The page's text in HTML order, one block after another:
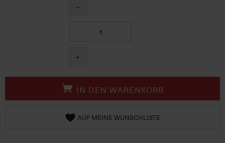
−
+
IN DEN WARENKORB
AUF MEINE WUNSCHLISTE